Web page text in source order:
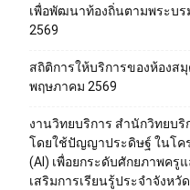
เพื่อพัฒนาท้องถิ่นตามพระบ
2569
สถิติการให้บริการของห้องส
พฤษภาคม 2569
งานวิทยบริการ สำนักวิทยบริ
โดยใช้ปัญญาประดิษฐ์ ในโค
(AI) เพื่อยกระดับศักยภาพครู
เสริมการเรียนรู้ประจำจังหวั